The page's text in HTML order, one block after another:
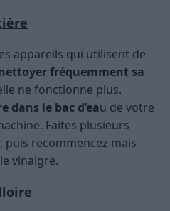
appareils qui utilisent de
fréquemment sa
ne fonctionne plus.
dans le bac d’eau de votre
Faites plusieurs
puis recommencez mais
vinaigre.